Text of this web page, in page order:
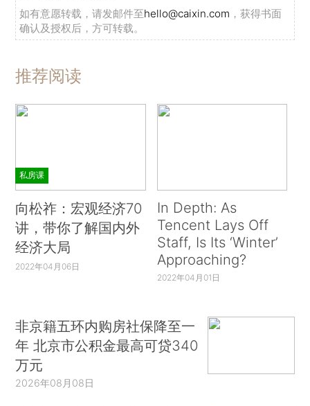
如有意愿转载，请发邮件至hello@caixin.com ，获得书面
确认及授权后，方可转载。
推荐阅读
私房课
向松祚：宏观经济70
讲，带你了解国内外
经济大局
2022年04月06日
In Depth: As
Tencent Lays Off
Staff, Is Its ‘Winter’
Approaching?
2022年04月01日
非京籍五环内购房社保降至一
年 北京市公积金最高可贷340
万元
2026年08月08日